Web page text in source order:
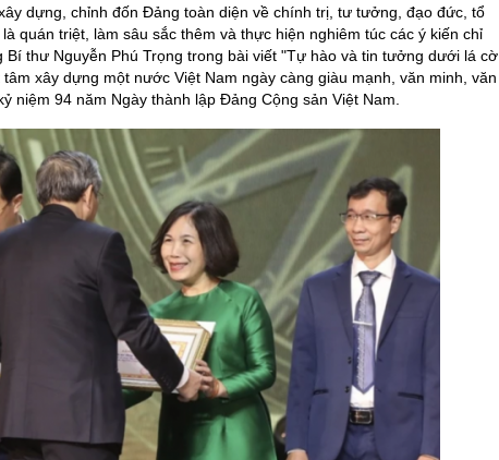
dựng, chỉnh đốn Đảng toàn diện về chính trị, tư tưởng, đạo đức, tổ
quán triệt, làm sâu sắc thêm và thực hiện nghiêm túc các ý kiến chỉ
Bí thư Nguyễn Phú Trọng trong bài viết "Tự hào và tin tưởng dưới lá cờ
xây dựng một nước Việt Nam ngày càng giàu mạnh, văn minh, văn
niệm 94 năm Ngày thành lập Đảng Cộng sản Việt Nam.